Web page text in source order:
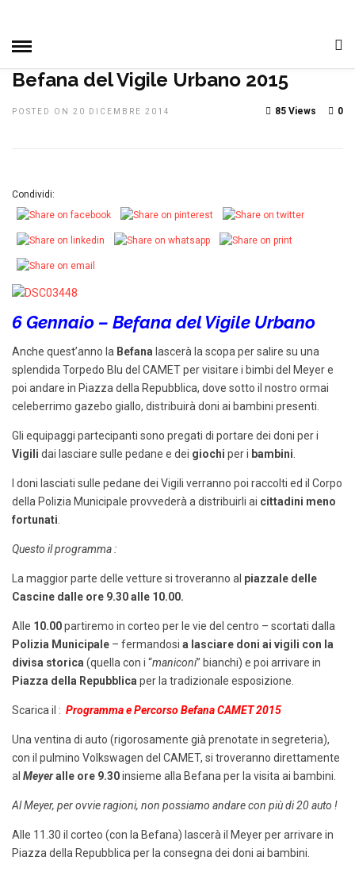
E MANIFESTAZIONI
Befana del Vigile Urbano 2015
POSTED ON 20 DICEMBRE 2014 0
85 Views
Condividi:
6 Gennaio – Befana del Vigile Urbano
Anche quest’anno la Befana lascerà la scopa per salire su una
splendida Torpedo Blu del CAMET per visitare i bimbi del Meyer e
poi andare in Piazza della Repubblica, dove sotto il nostro ormai
celeberrimo gazebo giallo, distribuirà doni ai bambini presenti.
Gli equipaggi partecipanti sono pregati di portare dei doni per i
Vigili dai lasciare sulle pedane e dei giochi per i bambini
I doni lasciati sulle pedane dei Vigili verranno poi raccolti ed il Corpo
della Polizia Municipale provvederà a distribuirli ai cittadini meno
fortunati
Questo il programma :
La maggior parte delle vetture si troveranno al piazzale delle
Cascine dalle ore 9.30 alle 10.00.
Alle 10.00partiremo in corteo per le vie del centro – scortati dalla
Polizia Municipale – fermandosi a lasciare doni ai vigili con la
divisa storica (quella con i “maniconi” bianchi) e poi arrivare in
Piazza della Repubblica per la tradizionale esposizione.
Scarica il : Programma e Percorso Befana CAMET 2015
Una ventina di auto (rigorosamente già prenotate in segreteria),
con il pulmino Volkswagen del CAMET, si troveranno direttamente
al Meyeralle ore 9.30insieme alla Befana per la visita ai bambini.
Al Meyer, per ovvie ragioni, non possiamo andare con più di 20 auto !
Alle 11.30 il corteo (con la Befana) lascerà il Meyer per arrivare in
Piazza della Repubblica per la consegna dei doni ai bambini.